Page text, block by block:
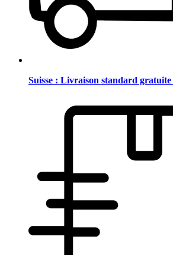
Suisse : Livraison standard gratuite